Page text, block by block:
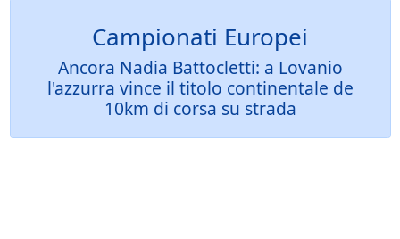
Campionati Europei
Ancora Nadia Battocletti: a Lovanio
l'azzurra vince il titolo continentale de
10km di corsa su strada